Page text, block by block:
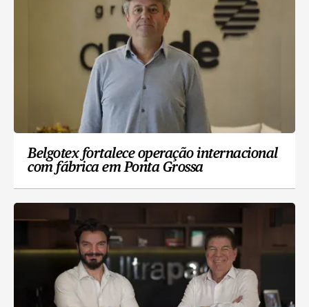
Belgotex fortalece operação internacional
com fábrica em Ponta Grossa